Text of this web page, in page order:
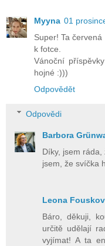
Myyna 01
Super! Ta
k fotce.
Vánoční
hojné :)))
Odpovědět
Odpovědi
Barbora
Díky, jsem
jsem, že svíčka
Leona
Báro, děkuji,
určitě udělají
vyjímat! A ta